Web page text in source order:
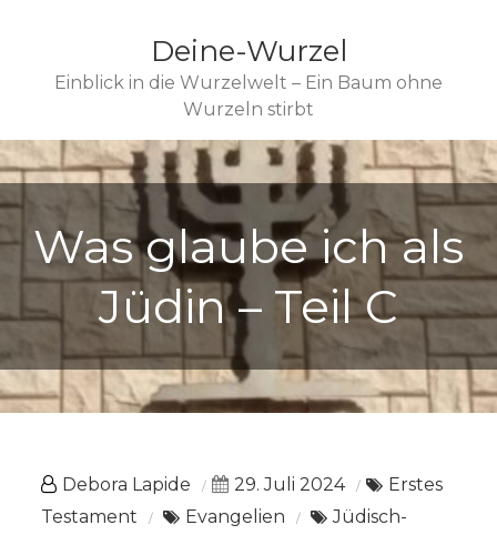
Deine-Wurzel
Einblick in die Wurzelwelt – Ein Baum ohne
Wurzeln stirbt
Was glaube ich als
Jüdin – Teil C
Debora Lapide 29. Juli 2024
Erstes
Testament
Evangelien
Jüdisch-